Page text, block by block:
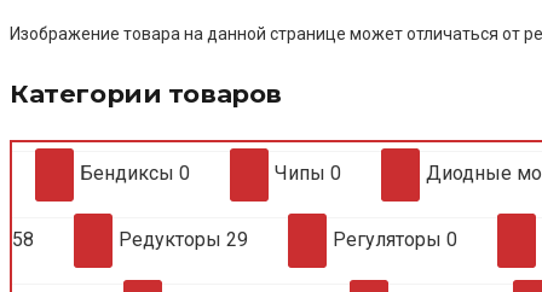
Изображение товара на данной странице может отличаться от
Категории товаров
Бендиксы 0 Чипы 0 Диодные
58 Редукторы 29 Регуляторы 0